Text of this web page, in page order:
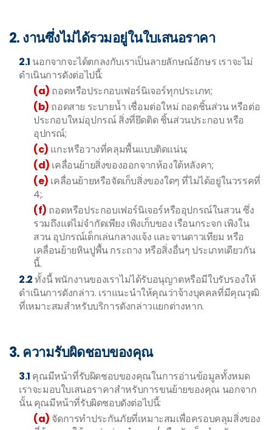
2. งานซึ่งไม่ได้รวมอยู่ในใบเสนอราคา
2.1 นอกจากจะได้ตกลงกับเราเป็นลายลักษณ์อักษร เราจะไม่
ดำเนินการดังต่อไปนี้:
(a) ถอดหรือประกอบเฟอร์นิเจอร์ทุกประเภท;
(b) ถอดสาย ระบายน้ำ เชื่อมต่อใหม่ ถอดชิ้นส่วน หรือต่อ
ประกอบใหม่อุปกรณ์ สิ่งที่ยึดติด ชิ้นส่วนประกอบ หรือ
อุปกรณ์;
(c) แกะหรือวางที่คลุมพื้นแบบติดแน่น;
(d) เคลื่อนย้ายสิ่งของออกจากห้องใต้หลังคา;
(e) เคลื่อนย้ายหรือจัดเก็บสิ่งของใดๆ ที่ไม่ได้อยู่ในวรรคที่
4;.
(f) ถอดหรือประกอบเฟอร์นิเจอร์หรืออุปกรณ์ในสวน ซึ่ง
รวมถึงแต่ไม่จำกัดเพียง เพิงเก็บของ เรือนกระจก เพิงใน
สวน อุปกรณ์เด็กเล่นกลางแจ้ง และจานดาวเทียม หรือ
เคลื่อนย้ายหินปูพื้น กระถาง หรือสิ่งอื่นๆ ประเภทเดียวกัน
นี้.
2.2ทั้งนี้ พนักงานของเราไม่ได้รับอนุญาตหรือมีใบรับรองให้
ดำเนินการดังกล่าว. เราแนะนำให้คุณว่าจ้างบุคคลที่มีคุณวุฒิ
ที่เหมาะสมสำหรับบริการดังกล่าวแยกต่างหาก.
3. ความรับผิดชอบของคุณ
3.1 คุณมีหน้าที่รับผิดชอบของคุณในการอ่านข้อมูลทั้งหมด
เราจะมอบใบเสนอราคาสำหรับการขนย้ายของคุณ นอกจาก
นั้น คุณมีหน้าที่รับผิดชอบดังต่อไปนี้:
(a) จัดการทำประกันภัยที่เหมาะสมเพื่อครอบคลุมสิ่งของ